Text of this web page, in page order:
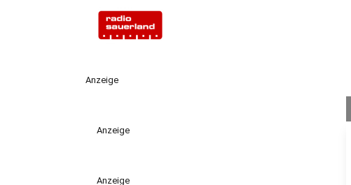
Anzeige
Anzeige
Anzeige